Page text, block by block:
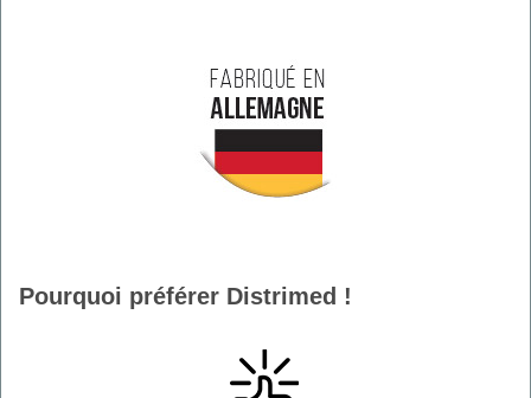
Pourquoi préférer Distrimed !